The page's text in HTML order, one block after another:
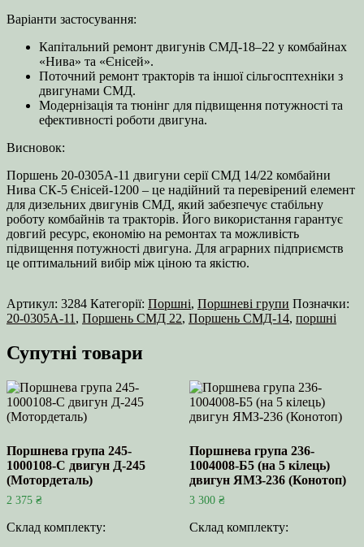
Варіанти застосування:
Капітальний ремонт двигунів СМД-18–22 у комбайнах
«Нива» та «Єнісей».
Поточний ремонт тракторів та іншої сільгосптехніки з
двигунами СМД.
Модернізація та тюнінг для підвищення потужності та
ефективності роботи двигуна.
Висновок:
Поршень 20-0305А-11 двигуни серії СМД 14/22 комбайни
Нива СК-5 Єнісей-1200 – це надійний та перевірений елемент
для дизельних двигунів СМД, який забезпечує стабільну
роботу комбайнів та тракторів. Його використання гарантує
довгий ресурс, економію на ремонтах та можливість
підвищення потужності двигуна. Для аграрних підприємств
це оптимальний вибір між ціною та якістю.
Артикул: 3284 Категорії: Поршні, Поршневі групи Позначки:
20-0305А-11, Поршень СМД 22, Поршень СМД‑14, поршні
Супутні товари
Поршнева група 245-
1000108-С двигун Д‑245
(Мотордеталь)
2 375 ₴
Склад комплекту:
Поршнева група 236-
1004008-Б5 (на 5 кілець)
двигун ЯМЗ‑236 (Конотоп)
3 300 ₴
Склад комплекту: